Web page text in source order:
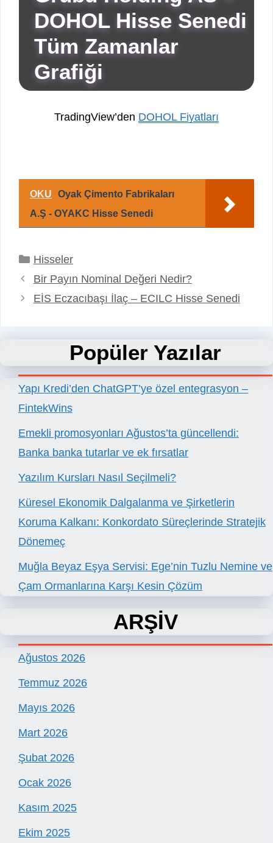
DOHOL Hisse Senedi
Tüm Zamanlar
Grafiği
TradingView’den DOHOL Fiyatları
OKU
Oyak Çimento Fabrikaları
A.Ş - OYAKC Hisse Senedi
Kategoriler
Hisseler
Bir Payın Nominal Değeri Nedir?
EİS Eczacıbaşı İlaç – ECILC Hisse Senedi
Popüler Yazılar
Yapı Kredi’den ChatGPT’ye özel entegrasyon –
FintekWins
Emekli promosyonları Ağustos’ta güncellendi:
Banka banka tutarlar ve ek fırsatlar
Yazılım Kursları Nasıl Seçilmeli?
Küresel Ekonomik Dalgalanma ve Şirketlerin
Koruma Kalkanı: Konkordato Süreçlerinde Stratejik
Dönemeç
Muğla Beyaz Eşya Servisi: Ege’nin Tuzlu Nemine ve
Çam Ormanlarına Karşı Kesin Çözüm
ARŞİV
Ağustos 2026
Temmuz 2026
Mayıs 2026
Mart 2026
Şubat 2026
Ocak 2026
Kasım 2025
Ekim 2025